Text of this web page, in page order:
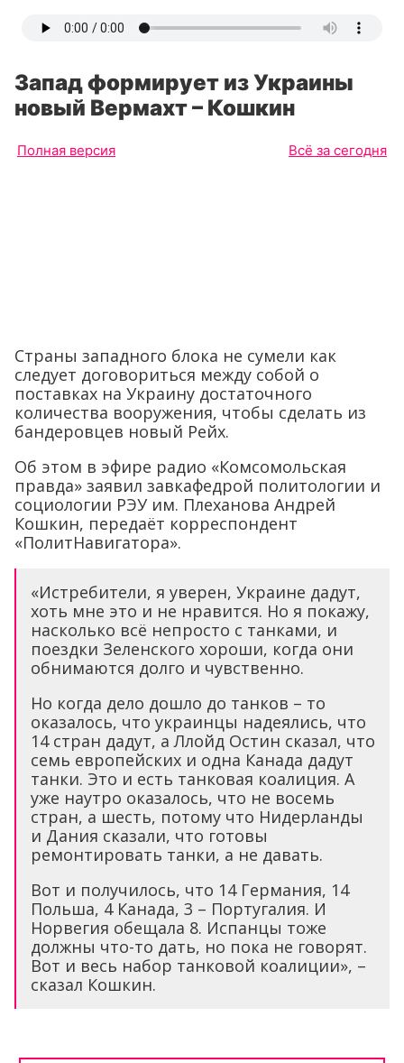
Запад формирует из Украины
новый Вермахт – Кошкин
Полная версия Всё за сегодня
Страны западного блока не сумели как
следует договориться между собой о
поставках на Украину достаточного
количества вооружения, чтобы сделать из
бандеровцев новый Рейх.
Об этом в эфире радио «Комсомольская
правда» заявил завкафедрой политологии и
социологии РЭУ им. Плеханова Андрей
Кошкин, передаёт корреспондент
«ПолитНавигатора».
«Истребители, я уверен, Украине дадут,
хоть мне это и не нравится. Но я покажу,
насколько всё непросто с танками, и
поездки Зеленского хороши, когда они
обнимаются долго и чувственно.
Но когда дело дошло до танков – то
оказалось, что украинцы надеялись, что
14 стран дадут, а Ллойд Остин сказал, что
семь европейских и одна Канада дадут
танки. Это и есть танковая коалиция. А
уже наутро оказалось, что не восемь
стран, а шесть, потому что Нидерланды
и Дания сказали, что готовы
ремонтировать танки, а не давать.
Вот и получилось, что 14 Германия, 14
Польша, 4 Канада, 3 – Португалия. И
Норвегия обещала 8. Испанцы тоже
должны что-то дать, но пока не говорят.
Вот и весь набор танковой коалиции», –
сказал Кошкин.